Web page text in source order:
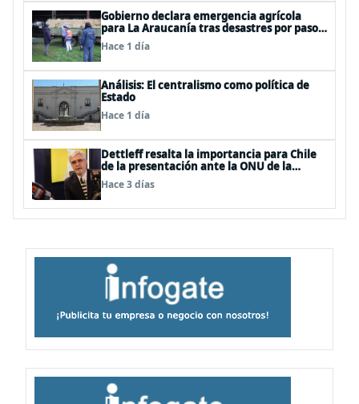
Gobierno declara emergencia agrícola
para La Araucanía tras desastres por pasos
de sistemas frontales
Hace 1 día
Análisis: El centralismo como política de
Estado
Hace 1 día
Dettleff resalta la importancia para Chile
de la presentación ante la ONU de la
Plataforma Continental Extendida del
Archipiélago Juan Fernández
Hace 3 días